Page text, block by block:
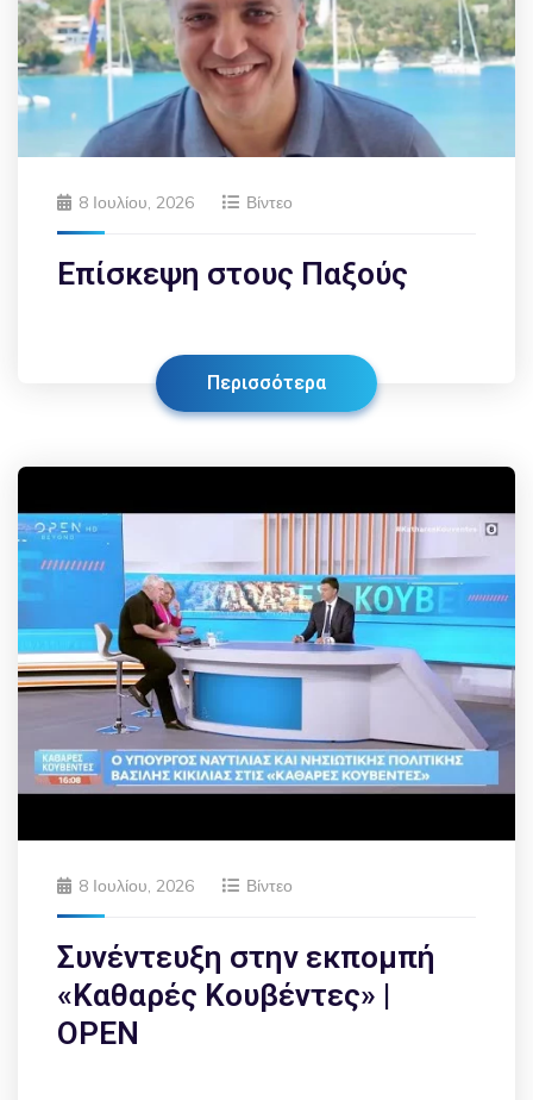
8 Ιουλίου, 2026 Βίντεο
Επίσκεψη στους Παξούς
Περισσότερα
8 Ιουλίου, 2026 Βίντεο
Συνέντευξη στην εκπομπή
«Καθαρές Κουβέντες» |
OPEN